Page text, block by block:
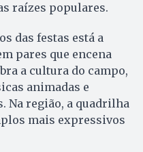
raízes populares.
das festas está a
pares que encena
a cultura do campo,
animadas e
Na região, a quadrilha
mais expressivos